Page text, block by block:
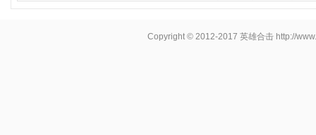
Copyright © 2012-2017 英雄合击 http://